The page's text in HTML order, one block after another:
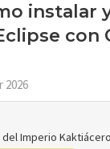
instalar
con
2026
Imperio Kaktiácero